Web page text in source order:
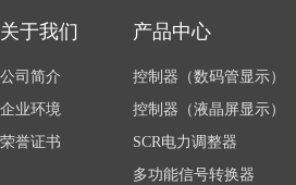
关于我们
公司简介
企业环境
荣誉证书
产品中心
控制器（数码管显示）
控制器（液晶屏显示）
SCR电力调整器
多功能信号转换器